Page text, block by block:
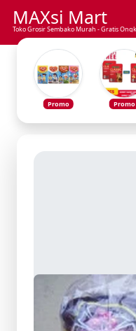
MAXsi Mart
Toko Grosir Sembako Murah - Gratis
Promo Promo